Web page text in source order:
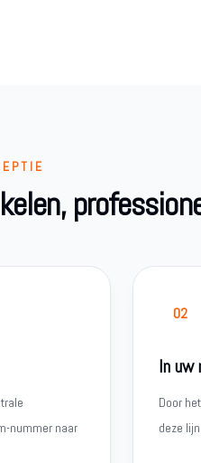
nummer naar
02
In uw
Door
deze